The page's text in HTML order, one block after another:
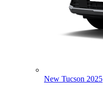
New Tucson 2025